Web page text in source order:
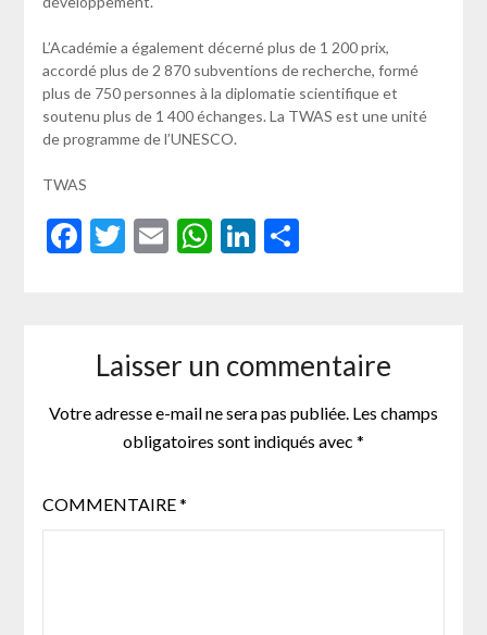
L’Académie a également décerné plus de 1 200 prix,
accordé plus de 2 870 subventions de recherche, formé
plus de 750 personnes à la diplomatie scientifique et
soutenu plus de 1 400 échanges. La TWAS est une unité
de programme de l’UNESCO.
TWAS
Facebook
Twitter
EmailWhatsApp
LinkedIn
Partager
Laisser un commentaire
Votre adresse e-mail ne sera pas publiée. Les champs
obligatoires sont indiqués avec *
COMMENTAIRE*